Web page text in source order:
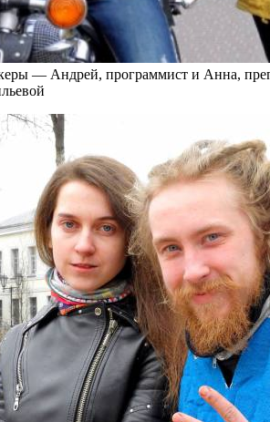
— Андрей, программист и Анна,